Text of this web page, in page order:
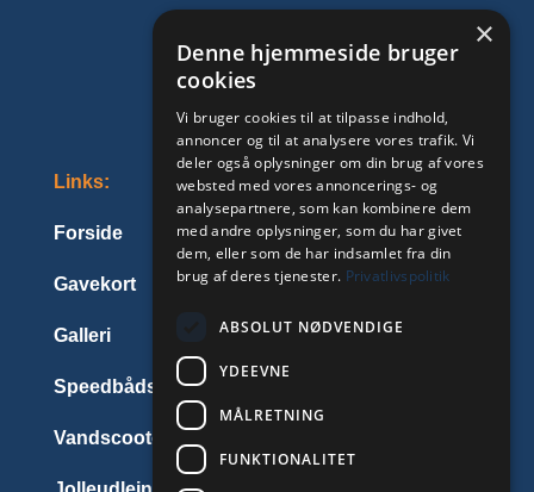
Links:
Forside
Gavekort
Galleri
Speedbådsbevis
Vandscooterbevis
×
Denne hjemmeside bruger
cookies
Vi bruger cookies til at tilpasse indhold,
annoncer og til at analysere vores trafik. Vi
deler også oplysninger om din brug af vores
websted med vores annoncerings- og
analysepartnere, som kan kombinere dem
med andre oplysninger, som du har givet
dem, eller som de har indsamlet fra din
brug af deres tjenester. Privatlivspolitik
ABSOLUT NØDVENDIGE
YDEEVNE
MÅLRETNING
FUNKTIONALITET